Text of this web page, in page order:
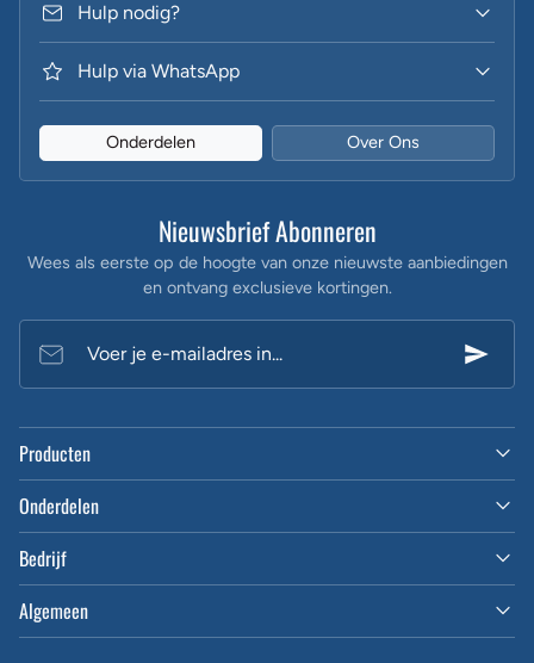
Hulp nodig?
Hulp via WhatsApp
Onderdelen Over Ons
Nieuwsbrief Abonneren
Wees als eerste op de hoogte van onze nieuwste aanbiedingen
en ontvang exclusieve kortingen.
Voer je e-mailadres in...
Producten
Onderdelen
Bedrijf
Algemeen